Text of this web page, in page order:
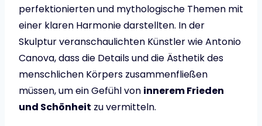
perfektionierten und mythologische Themen mit
einer klaren Harmonie darstellten. In der
Skulptur veranschaulichten Künstler wie Antonio
Canova, dass die Details und die Ästhetik des
menschlichen Körpers zusammenfließen
müssen, um ein Gefühl von innerem Frieden
und Schönheit zu vermitteln.